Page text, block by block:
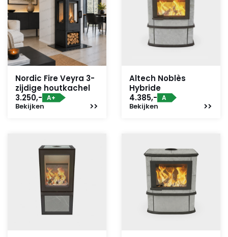
Nordic Fire Veyra 3-
zijdige houtkachel
3.250,- A+
Bekijken
Altech Noblès
Hybride
4.385,- A
Bekijken